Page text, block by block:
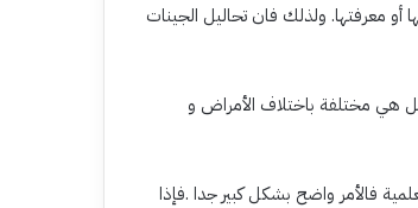
أو معرفتها. ولذلك فان تحاليل الجينات
هي مختلفة باختلاف الأمراض و
فالأمر واضح بشكل كبير جدا .فإذا